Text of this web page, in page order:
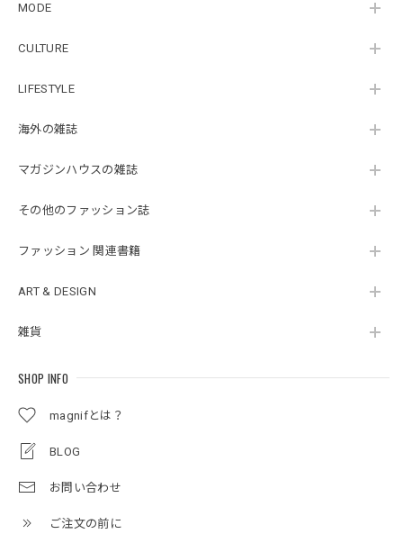
MODE
CULTURE
LIFESTYLE
海外の雑誌
マガジンハウスの雑誌
その他のファッション誌
ファッション 関連書籍
ART & DESIGN
雑貨
SHOP INFO
magnifとは？
BLOG
お問い合わせ
ご注文の前に